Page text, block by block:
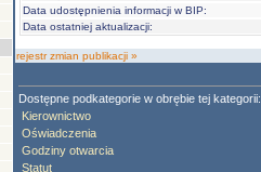
Data udostępnienia informacji w BIP:
Data ostatniej aktualizacji:
rejestr zmian publikacji »
Dostępne podkategorie w obrębie tej kategorii:
Kierownictwo
Oświadczenia
Godziny otwarcia
Statut